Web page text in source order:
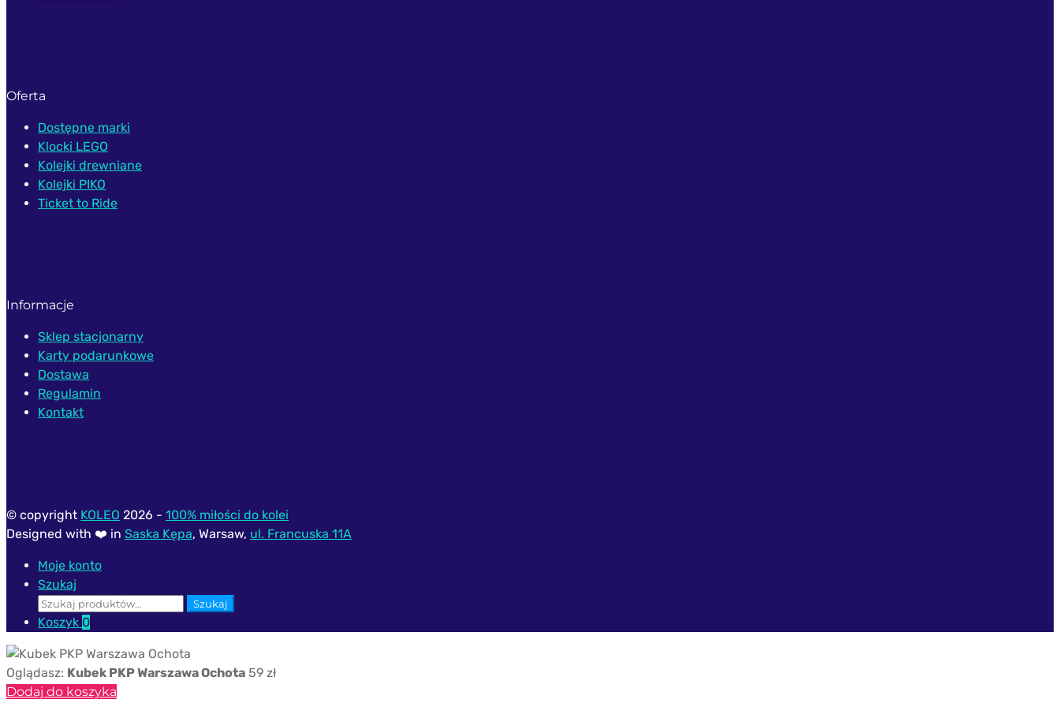
Oferta
Dostępne marki
Klocki LEGO
Kolejki drewniane
Kolejki PIKO
Ticket to Ride
Informacje
Sklep stacjonarny
Karty podarunkowe
Dostawa
Regulamin
Kontakt
© copyright KOLEO 2026 - 100% miłości do kolei
Designed with ❤️ in Saska Kępa, Warsaw, ul. Francuska 11A
Moje konto
Szukaj
Szukaj:
Szukaj
Koszyk 0
Oglądasz: Kubek PKP Warszawa Ochota 59 zł
Dodaj do koszyka